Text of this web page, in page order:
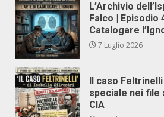
L’Archivio
Falco | Episodio
Catalogare
7 Luglio 2026
Il caso
speciale nei file
CIA